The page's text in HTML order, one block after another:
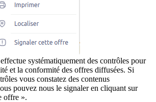
systématiquement des contrôles pour
et la conformité des offres diffusées. Si
vous constatez des contenus
pouvez nous le signaler en cliquant sur
offre ».